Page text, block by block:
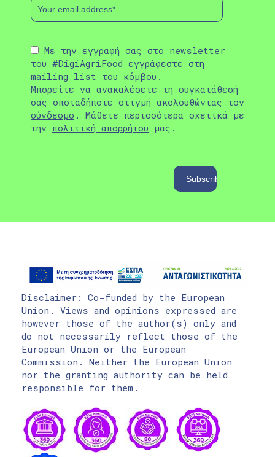
Με την εγγραφή σας στο newsletter
του #DigiAgriFood εγγράφεστε στη
mailing list του κόμβου.
Μπορείτε να ανακαλέσετε τη συγκατάθεσή
σας οποιαδήποτε στιγμή ακολουθώντας τον
σύνδεσμο . Μάθετε περισσότερα σχετικά με
την πολιτική απορρήτου μας.
Disclaimer: Co-funded by the European
Union. Views and opinions expressed are
however those of the author(s) only and
do not necessarily reflect those of the
European Union or the European
Commission. Neither the European Union
nor the granting authority can be held
responsible for them.